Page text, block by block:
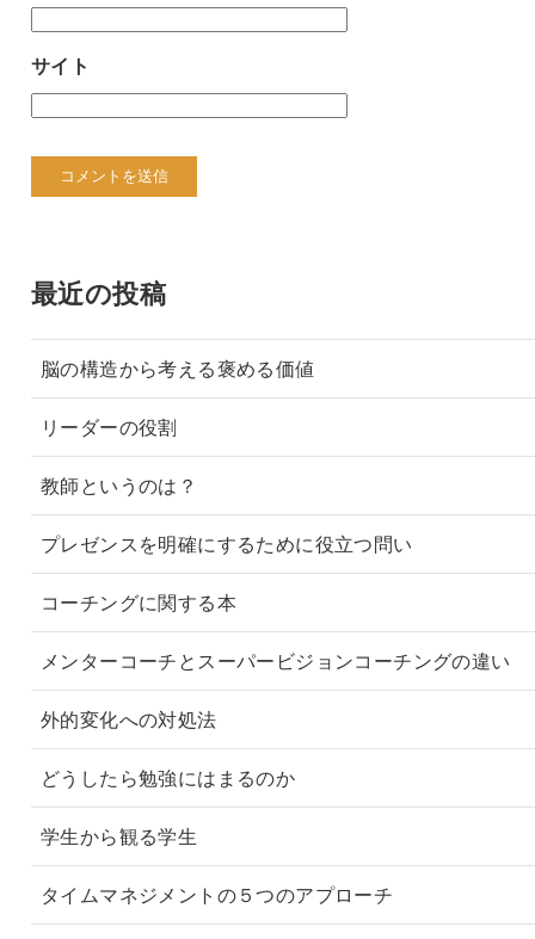
サイト
最近の投稿
脳の構造から考える褒める価値
リーダーの役割
教師というのは？
プレゼンスを明確にするために役立つ問い
コーチングに関する本
メンターコーチとスーパービジョンコーチングの違い
外的変化への対処法
どうしたら勉強にはまるのか
学生から観る学生
タイムマネジメントの５つのアプローチ